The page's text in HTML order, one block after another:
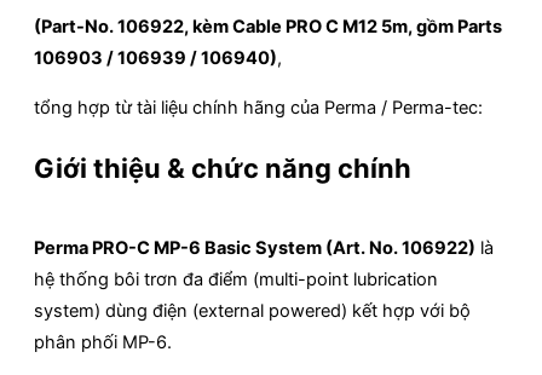
(Part-No. 106922, kèm Cable PRO C M12 5m, gồm Parts
106903 / 106939 / 106940),
tổng hợp từ tài liệu chính hãng của Perma / Perma-tec:
Giới thiệu & chức năng chính
Perma PRO-C MP-6 Basic System (Art. No. 106922) là
hệ thống bôi trơn đa điểm (multi-point lubrication
system) dùng điện (external powered) kết hợp với bộ
phân phối MP-6.